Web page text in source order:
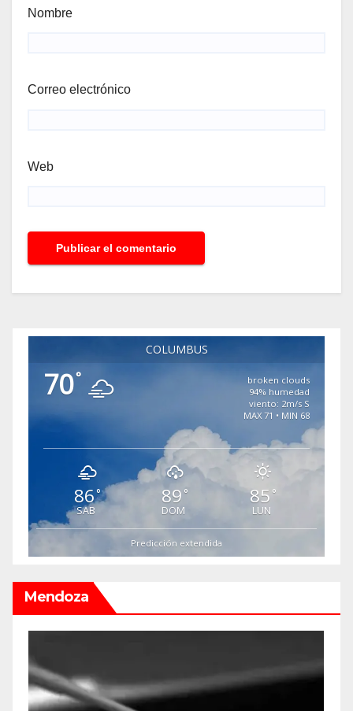
Nombre
Correo electrónico
Web
COLUMBUS
70°
broken clouds
94% humedad
viento: 2m/s S
MAX 71 • MIN 68
86°
SAB
89 °
DOM
85 °
LUN
Predicción extendida
Mendoza